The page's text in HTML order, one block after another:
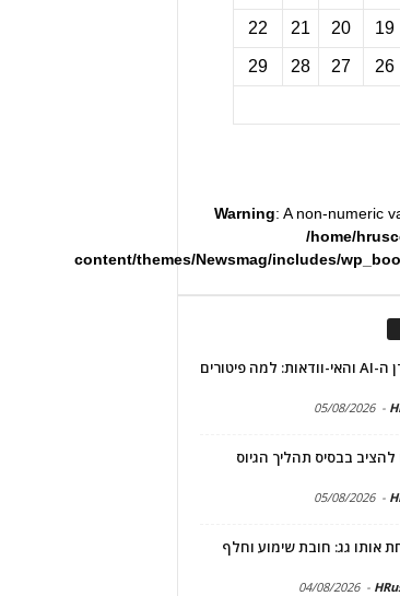
19
20
21
22
26
27
28
29
Warning: A non-numeric
/home/
content/themes/Newsmag/includes/
שימור עובדים בעידן ה-AI והאי-וודאות: למה פיטורים
-
05/08/2026
להציב בבסיס תהליך הגיוס
-
05/08/2026
אותו גג: חובת שימוע וחלף
-
04/08/2026